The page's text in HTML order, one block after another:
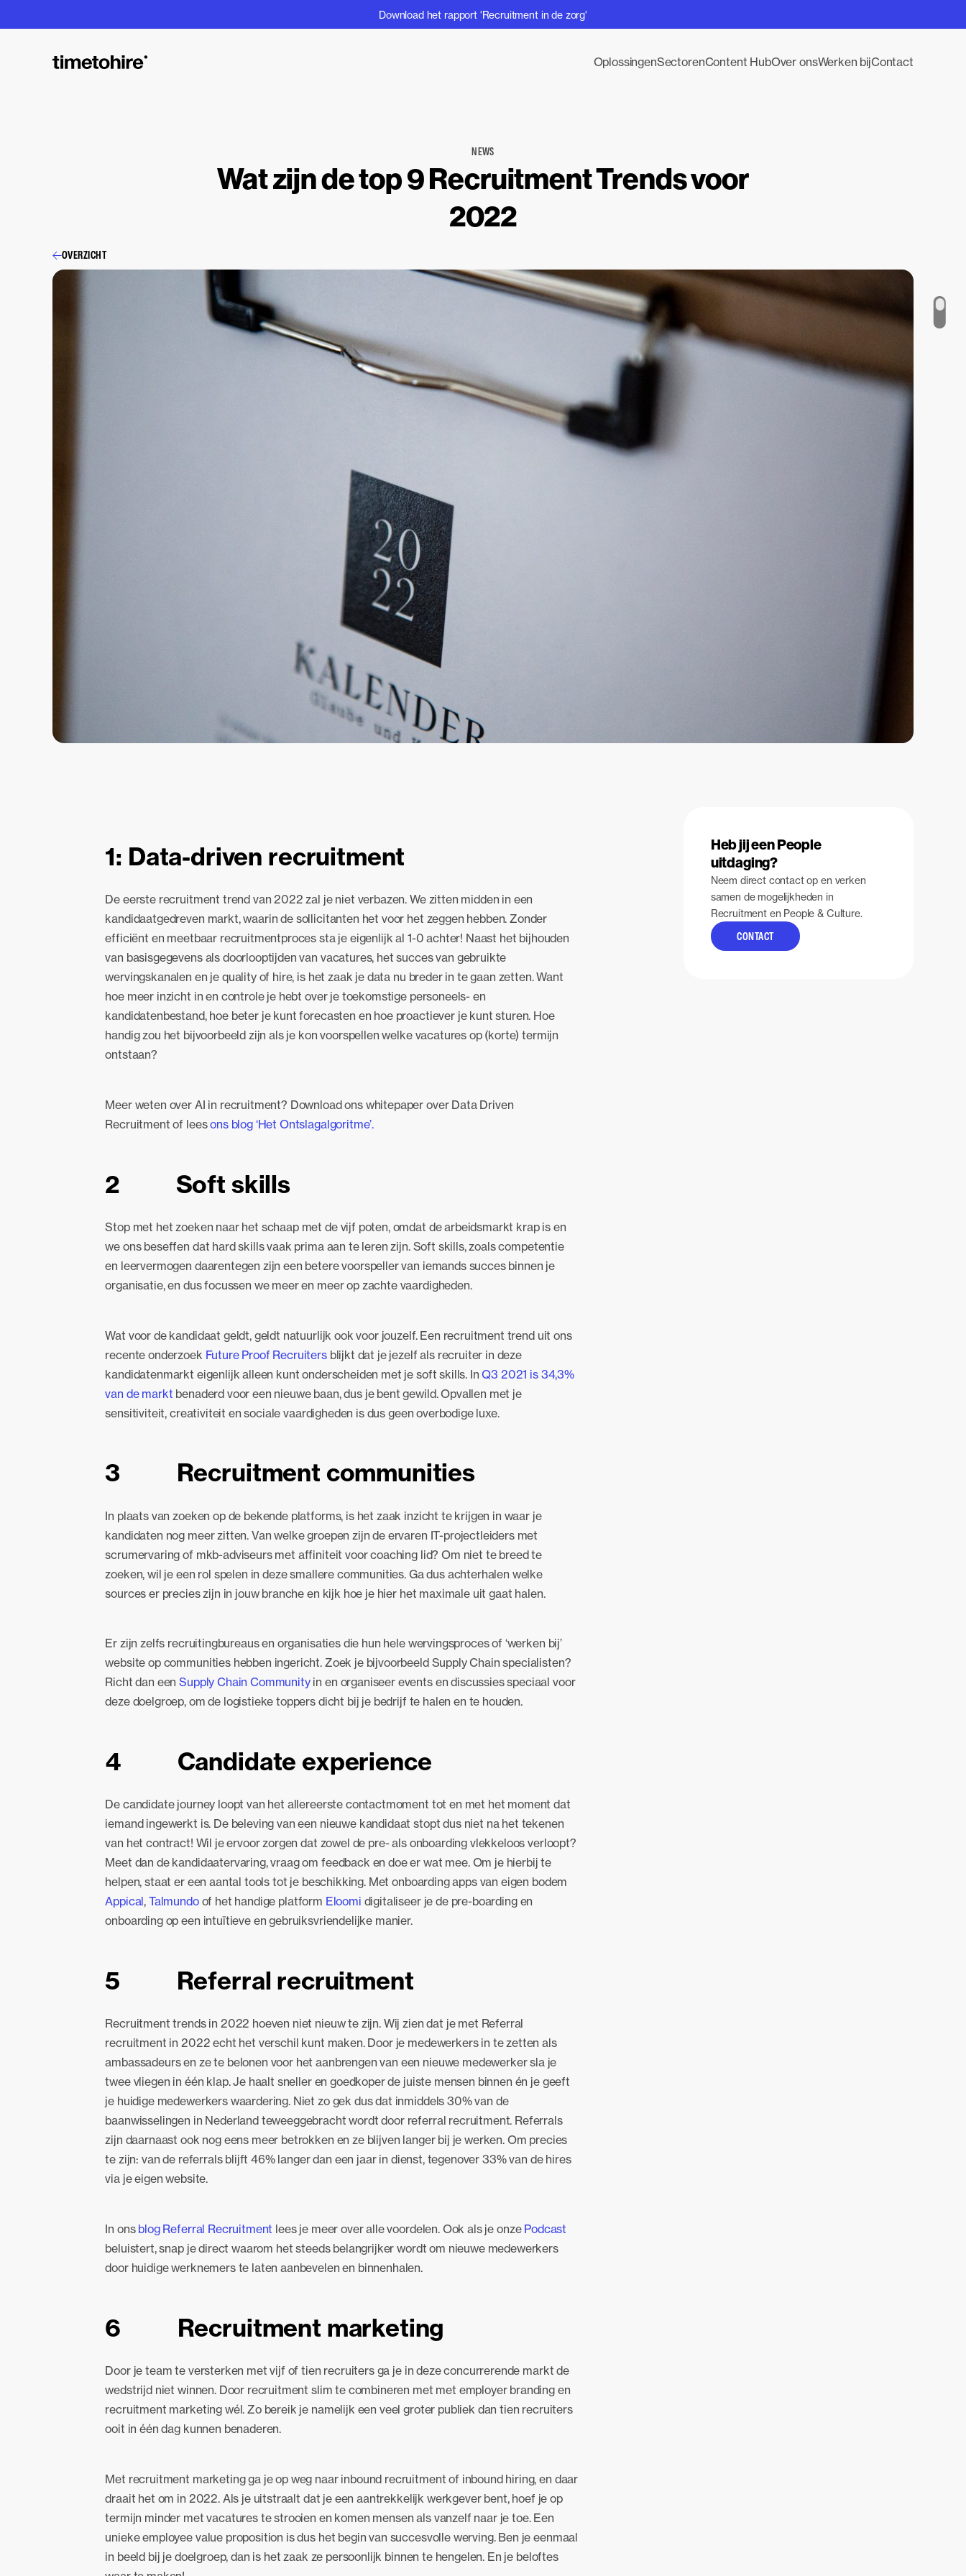
Download het rapport 'Recruitment in de zorg'
OplossingenSectorenContent HubOver onsWerken bijContact
OVERZICHT
NEWS
Wat zijn de top 9 Recruitment Trends voor
2022
1: Data-driven recruitment
De eerste recruitment trend van 2022 zal je niet verbazen. We zitten midden in een
kandidaatgedreven markt, waarin de sollicitanten het voor het zeggen hebben. Zonder
efficiënt en meetbaar recruitmentproces sta je eigenlijk al 1-0 achter! Naast het bijhouden
van basisgegevens als doorlooptijden van vacatures, het succes van gebruikte
wervingskanalen en je quality of hire, is het zaak je data nu breder in te gaan zetten. Want
hoe meer inzicht in en controle je hebt over je toekomstige personeels- en
kandidatenbestand, hoe beter je kunt forecasten en hoe proactiever je kunt sturen. Hoe
handig zou het bijvoorbeeld zijn als je kon voorspellen welke vacatures op (korte) termijn
ontstaan?
Meer weten over AI in recruitment? Download ons whitepaper over Data Driven
Recruitment of leesons blog ‘Het Ontslagalgoritme’.
2 Soft skills
Stop met het zoeken naar het schaap met de vijf poten, omdat de arbeidsmarkt krap is en
we ons beseffen dat hard skills vaak prima aan te leren zijn. Soft skills, zoals competentie
en leervermogen daarentegen zijn een betere voorspeller van iemands succes binnen je
organisatie, en dus focussen we meer en meer op zachte vaardigheden.
Wat voor de kandidaat geldt, geldt natuurlijk ook voor jouzelf. Een recruitment trend uit ons
recente onderzoek Future Proof Recruitersblijkt dat je jezelf als recruiter in deze
kandidatenmarkt eigenlijk alleen kunt onderscheiden met je soft skills. In Q3 2021 is 34,3%
van de markt benaderd voor een nieuwe baan, dus je bent gewild. Opvallen met je
sensitiviteit, creativiteit en sociale vaardigheden is dus geen overbodige luxe.
3 Recruitment communities
In plaats van zoeken op de bekende platforms, is het zaak inzicht te krijgen in waar je
kandidaten nog meer zitten. Van welke groepen zijn de ervaren IT-projectleiders met
scrumervaring of mkb-adviseurs met affiniteit voor coaching lid? Om niet te breed te
zoeken, wil je een rol spelen in deze smallere communities. Ga dus achterhalen welke
sources er precies zijn in jouw branche en kijk hoe je hier het maximale uit gaat halen.
Er zijn zelfs recruitingbureaus en organisaties die hun hele wervingsproces of ‘werken bij’
website op communities hebben ingericht. Zoek je bijvoorbeeld Supply Chain specialisten?
Richt dan eenSupply Chain Communityin en organiseer events en discussies speciaal voor
deze doelgroep, om de logistieke toppers dicht bij je bedrijf te halen en te houden.
4 Candidate experience
De candidate journey loopt van het allereerste contactmoment tot en met het moment dat
iemand ingewerkt is. De beleving van een nieuwe kandidaat stopt dus niet na het tekenen
van het contract! Wil je ervoor zorgen dat zowel de pre- als onboarding vlekkeloos verloopt?
Meet dan de kandidaatervaring, vraag om feedback en doe er wat mee. Om je hierbij te
helpen, staat er een aantal tools tot je beschikking. Met onboarding apps van eigen bodem
Appical, Talmundoof het handige platform Eloomi digitaliseer je de pre-boarding en
onboarding op een intuïtieve en gebruiksvriendelijke manier.
5 Referral recruitment
Recruitment trends in 2022 hoeven niet nieuw te zijn. Wij zien dat je met Referral
recruitment in 2022 echt het verschil kunt maken. Door je medewerkers in te zetten als
ambassadeurs en ze te belonen voor het aanbrengen van een nieuwe medewerker sla je
twee vliegen in één klap. Je haalt sneller en goedkoper de juiste mensen binnen én je geeft
je huidige medewerkers waardering. Niet zo gek dus dat inmiddels 30% van de
baanwisselingen in Nederland teweeggebracht wordt door referral recruitment. Referrals
zijn daarnaast ook nog eens meer betrokken en ze blijven langer bij je werken. Om precies
te zijn: van de referrals blijft 46% langer dan een jaar in dienst, tegenover 33% van de hires
via je eigen website.
In ons blog Referral Recruitment lees je meer over alle voordelen. Ook als je onze Podcast
beluistert, snap je direct waarom het steeds belangrijker wordt om nieuwe medewerkers
door huidige werknemers te laten aanbevelen en binnenhalen.
6 Recruitment marketing
Door je team te versterken met vijf of tien recruiters ga je in deze concurrerende markt de
wedstrijd niet winnen. Door recruitment slim te combineren met met employer branding en
recruitment marketing wél. Zo bereik je namelijk een veel groter publiek dan tien recruiters
ooit in één dag kunnen benaderen.
Met recruitment marketing ga je op weg naar inbound recruitment of inbound hiring, en daar
draait het om in 2022. Als je uitstraalt dat je een aantrekkelijk werkgever bent, hoef je op
termijn minder met vacatures te strooien en komen mensen als vanzelf naar je toe. Een
unieke employee value proposition is dus het begin van succesvolle werving. Ben je eenmaal
in beeld bij je doelgroep, dan is het zaak ze persoonlijk binnen te hengelen. En je beloftes
Heb jij een People
uitdaging?
Neem direct contact op en verken
samen de mogelijkheden in
Recruitment en People & Culture.
CONTACT